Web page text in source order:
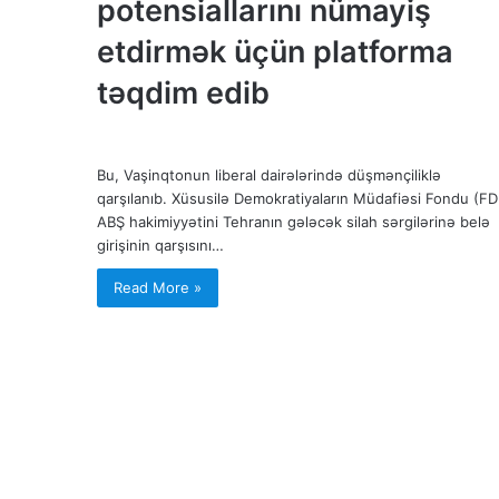
potensiallarını nümayiş
etdirmək üçün platforma
təqdim edib
Bu, Vaşinqtonun liberal dairələrində düşmənçiliklə
qarşılanıb. Xüsusilə Demokratiyaların Müdafiəsi Fondu
ABŞ hakimiyyətini Tehranın gələcək silah sərgilərinə belə
girişinin qarşısını…
Read More »